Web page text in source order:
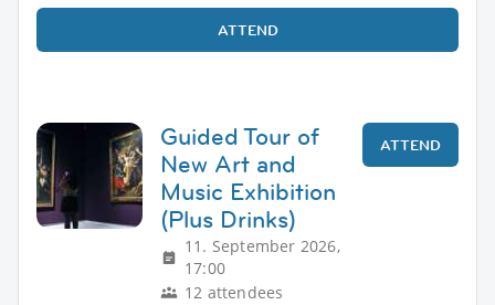
ATTEND
Guided Tour of
New Art and
Music Exhibition
(Plus Drinks)
11. September 2026,
17:00
12 attendees
ATTEND